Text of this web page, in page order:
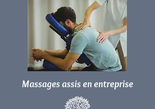
Massages assis en entreprise